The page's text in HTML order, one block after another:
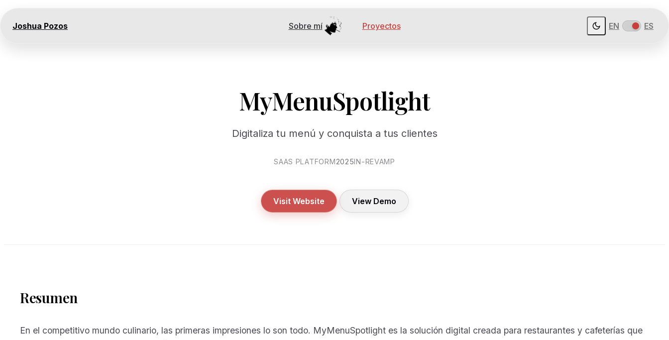
Joshua Pozos Sobre mí Proyectos EN ES
MyMenuSpotlight
Digitaliza tu menú y conquista a tus clientes
SAAS PLATFORM2025IN-REVAMP
Visit Website View Demo
Resumen
En el competitivo mundo culinario, las primeras impresiones lo son todo. MyMenuSpotlight es la solución digital creada para restaurantes y cafeterías que